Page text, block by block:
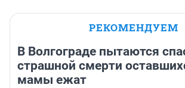
РЕКОМЕНДУЕМ
В Волгограде пытаются
страшной смерти
мамы ежат